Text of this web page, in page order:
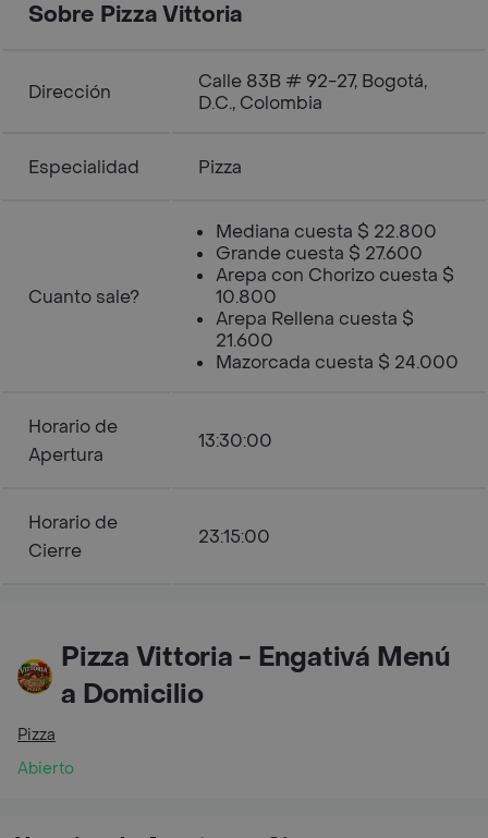
Sobre Pizza Vittoria
Dirección
Calle 83B # 92-27, Bogotá,
D.C., Colombia
Especialidad Pizza
Cuanto sale?
Mediana cuesta $ 22.800
Grande cuesta $ 27.600
Arepa con Chorizo cuesta $
10.800
Arepa Rellena cuesta $
21.600
Mazorcada cuesta $ 24.000
Horario de
Apertura
13:30:00
Horario de
Cierre
23:15:00
Pizza Vittoria - Engativá Menú
a Domicilio
Pizza
Abierto